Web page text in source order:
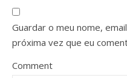
Guardar o meu nome,
próxima vez que eu
Comment